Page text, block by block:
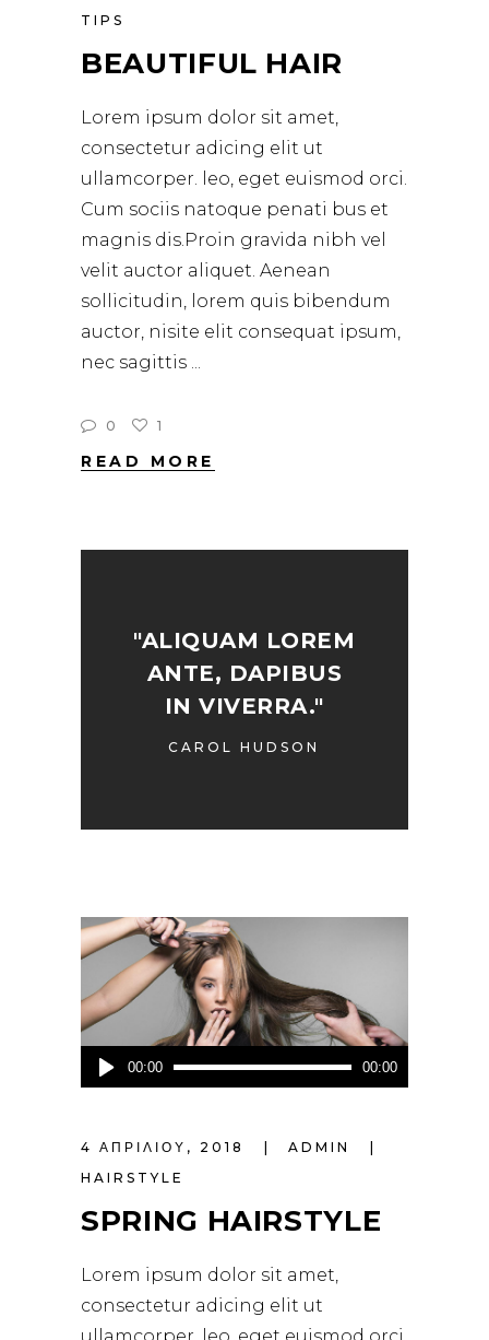
TIPS
BEAUTIFUL HAIR
Lorem ipsum dolor sit amet,
consectetur adicing elit ut
ullamcorper. leo, eget euismod orci.
Cum sociis natoque penati bus et
magnis dis.Proin gravida nibh vel
velit auctor aliquet. Aenean
sollicitudin, lorem quis bibendum
auctor, nisite elit consequat ipsum,
nec sagittis
0 1
READ MORE
"ALIQUAM LOREM
ANTE, DAPIBUS
IN VIVERRA."
CAROL HUDSON
Πρόγραμμα
Αναπαραγωγής
00:00 00:00
4 ΑΠΡΙΛΊΟΥ, 2018
ADMIN
HAIRSTYLE
SPRING HAIRSTYLE
Lorem ipsum dolor sit amet,
consectetur adicing elit ut